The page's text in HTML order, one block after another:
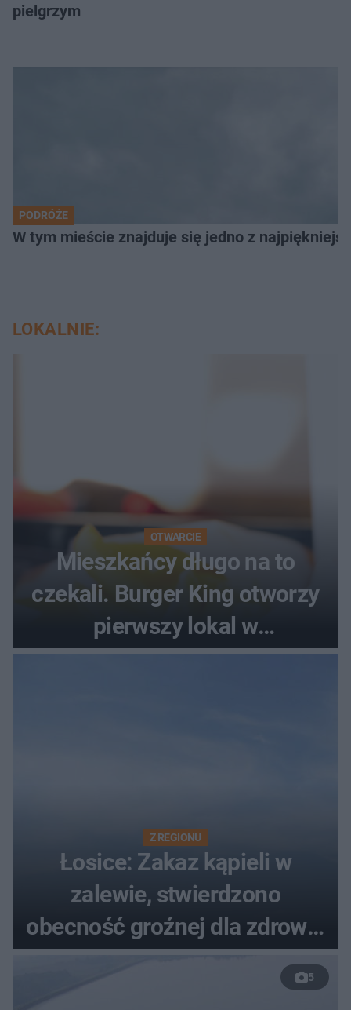
pielgrzym
PODRÓŻE
W tym mieście znajduje się jedno z
LOKALNIE:
OTWARCIE
Mieszkańcy długo na to
czekali. Burger King otworzy
pierwszy lokal w
województwie podlaskim
Z REGIONU
Łosice: Zakaz kąpieli w
zalewie, stwierdzono
obecność groźnej dla zdrowia
bakterii
5